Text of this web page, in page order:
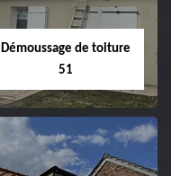
Démoussage de toiture
51